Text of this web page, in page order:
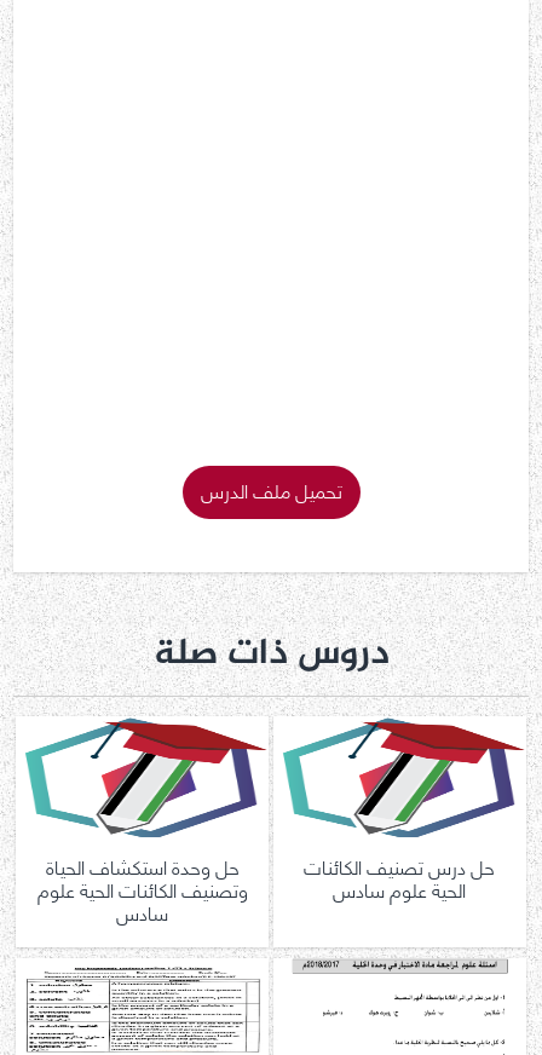
تحميل ملف الدرس
دروس ذات صلة
حل درس تصنيف الكائنات
الحية علوم سادس
حل وحدة استكشاف الحياة
وتصنيف الكائنات الحية علوم
سادس